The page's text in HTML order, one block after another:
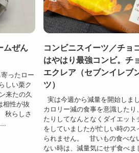
ムぜん
ったロー
しい栗ク
来たの久
性が抜
秋らしさ
コンビニスイーツ／チョ
はやはり最強コンビ。チ
エクレア（セブンイレブ
ツ）
実は今週から減量を開始しま
カロリー減の食事を意識したり
たりしてなんとなくダイエット
をしていましたが忙しい時のス
られません。 甘いもの食べな
ない時は、減量気にせず食べま